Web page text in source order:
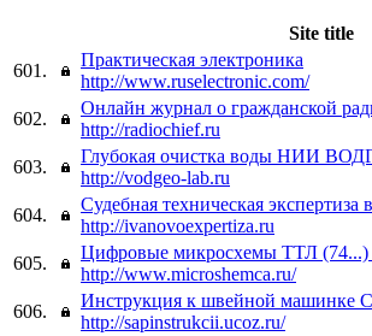
Site title
601.
Практическая электроника
http://www.ruselectronic.com/
602.
Онлайн журнал о гражданской
http://radiochief.ru
603.
Глубокая очистка воды НИИ
http://vodgeo-lab.ru
604.
Судебная техническая экспертиза
http://ivanovoexpertiza.ru
605.
Цифровые микросхемы ТТЛ
http://www.microshemca.ru/
606.
Инструкция к швейной машинке
http://sapinstrukcii.ucoz.ru/